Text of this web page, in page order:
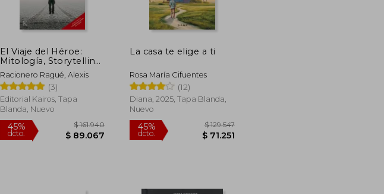
45% $ 121.197 45%
El Viaje del Héroe:
Mitología, Storytelling
Y Transformación
Personal
Racionero Ragué, Alexis
(3)
Editorial Kairos, Tapa
Blanda, Nuevo
La casa te elige a ti
Rosa María Cifuentes
(12)
Diana, 2025, Tapa Blanda,
Nuevo